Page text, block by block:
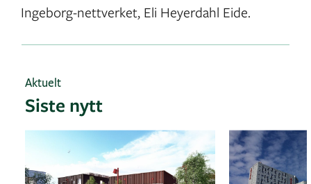
Ingeborg-nettverket, Eli Heyerdahl Eide.
Aktuelt
Siste nytt